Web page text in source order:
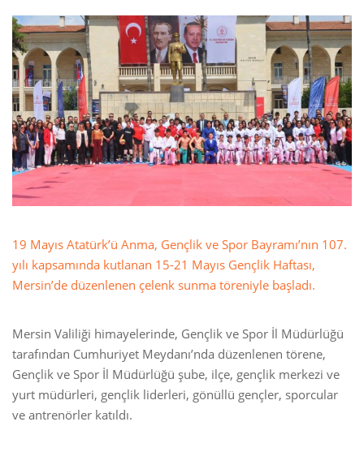
19 Mayıs Atatürk’ü Anma, Gençlik ve Spor Bayramı’nın 107.
yılı kapsamında kutlanan 15-21 Mayıs Gençlik Haftası,
Mersin’de düzenlenen çelenk sunma töreniyle başladı.
Mersin Valiliği himayelerinde, Gençlik ve Spor İl Müdürlüğü
tarafından Cumhuriyet Meydanı’nda düzenlenen törene,
Gençlik ve Spor İl Müdürlüğü şube, ilçe, gençlik merkezi ve
yurt müdürleri, gençlik liderleri, gönüllü gençler, sporcular
ve antrenörler katıldı.